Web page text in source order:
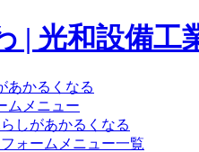
あかるくなる
ムメニュー
しがあかるくなる
フォームメニュー一覧